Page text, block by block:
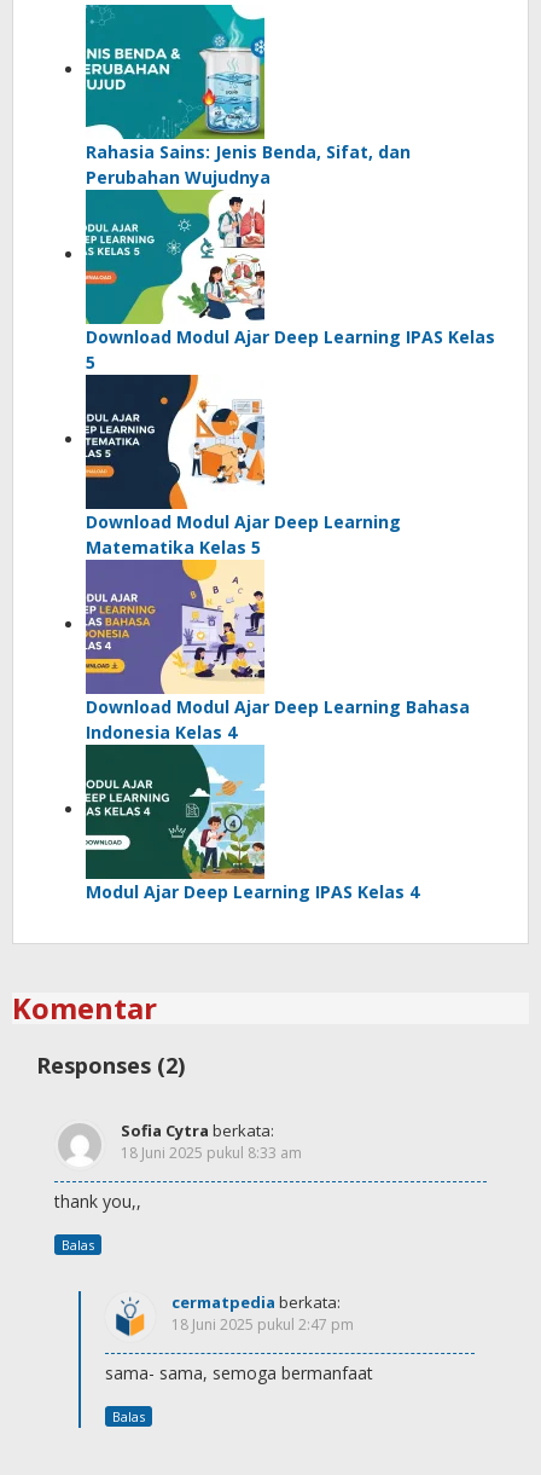
Rahasia Sains: Jenis Benda, Sifat, dan
Perubahan Wujudnya
Download Modul Ajar Deep Learning IPAS Kelas
5
Download Modul Ajar Deep Learning
Matematika Kelas 5
Download Modul Ajar Deep Learning Bahasa
Indonesia Kelas 4
Modul Ajar Deep Learning IPAS Kelas 4
Komentar
Responses (2)
Sofia Cytra berkata:
18 Juni 2025 pukul 8:33 am
thank you,,
Balas
cermatpedia berkata:
18 Juni 2025 pukul 2:47 pm
sama- sama, semoga bermanfaat
Balas